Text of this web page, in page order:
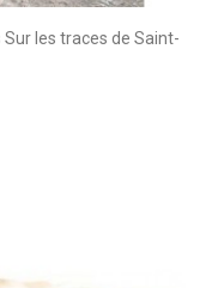
les traces de Saint-